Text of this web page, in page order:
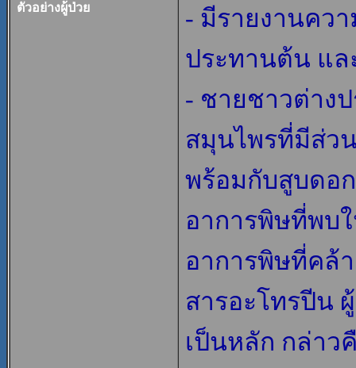
ตัวอย่างผู้ป่วย
- มีรายงานคว
ประทานต้น แล
- ชายชาวต่าง
สมุนไพรที่มีส่ว
พร้อมกับสูบดอ
อาการพิษที่พบ
อาการพิษที่คล้
สารอะโทรปีน
เป็นหลัก กล่าว